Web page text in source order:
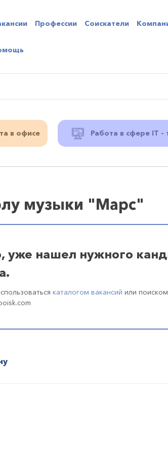
Профессии Соискатели
в офисе Работа в сфере IT -
музыки "Марс"
уже нашел нужного
каталогом вакансий или